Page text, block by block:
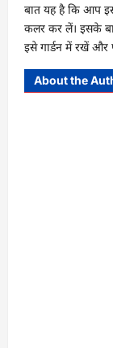
बात यह है कि आप
कलर कर लें। इसके
इसे गार्डन में रखें और
About the